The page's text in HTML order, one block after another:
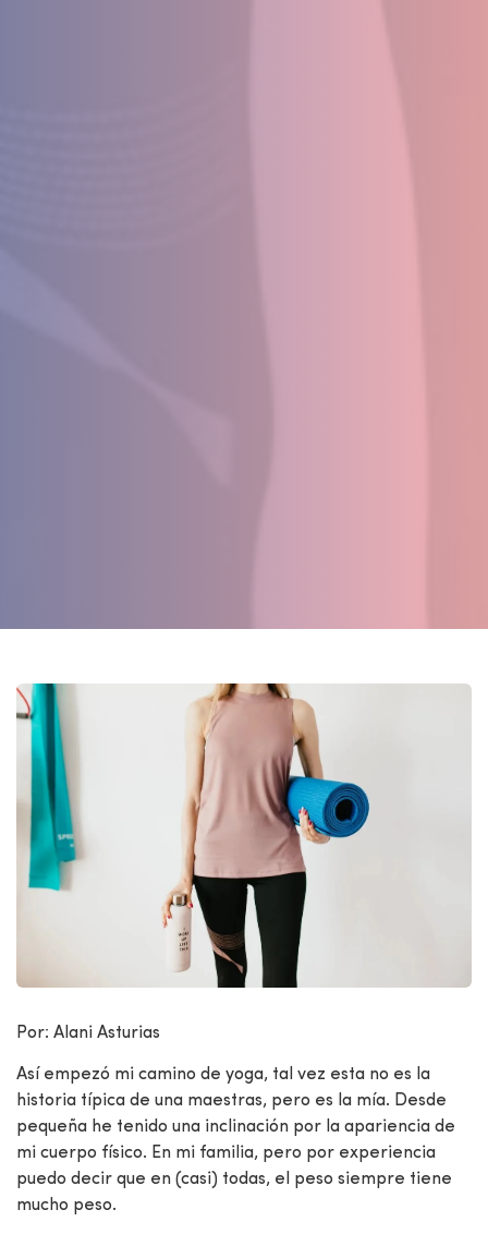
Por: Alani Asturias
Así empezó mi camino de yoga, tal vez esta no es la
historia típica de una maestras, pero es la mía. Desde
pequeña he tenido una inclinación por la apariencia de
mi cuerpo físico. En mi familia, pero por experiencia
puedo decir que en (casi) todas, el peso siempre tiene
mucho peso.